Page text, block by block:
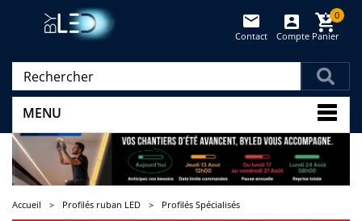
Panier
0
Compte
Contact
MENU
Accueil > Profilés ruban LED > Profilés Spécialisés